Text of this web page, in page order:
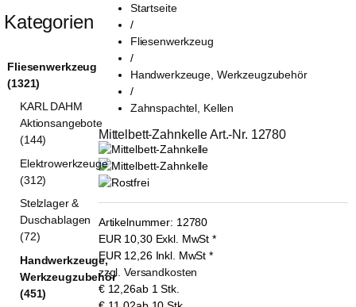
Startseite
/
Fliesenwerkzeug
/
Handwerkzeuge, Werkzeugzubehör
/
Zahnspachtel, Kellen
Mittelbett-Zahnkelle Art.-Nr. 12780
Artikelnummer: 12780
EUR 10,30 Exkl. MwSt *
EUR 12,26 Inkl. MwSt *
zzgl. Versandkosten
€ 12,26ab 1 Stk.
Kategorien
Fliesenwerkzeug
(1321)
KARL DAHM
Aktionsangebote
(144)
Elektrowerkzeuge
(312)
Stelzlager &
Duschablagen
(72)
Handwerkzeuge,
Werkzeugzubehör
(451)